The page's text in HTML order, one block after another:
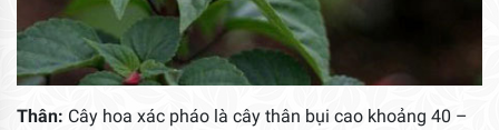
Thân: Cây hoa xác pháo là cây thân bụi cao khoảng 40 –